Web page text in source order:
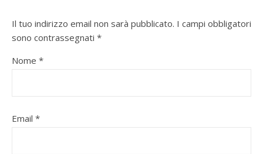
Il tuo indirizzo email non sarà pubblicato. I campi obbligatori
sono contrassegnati *
Nome *
Email *